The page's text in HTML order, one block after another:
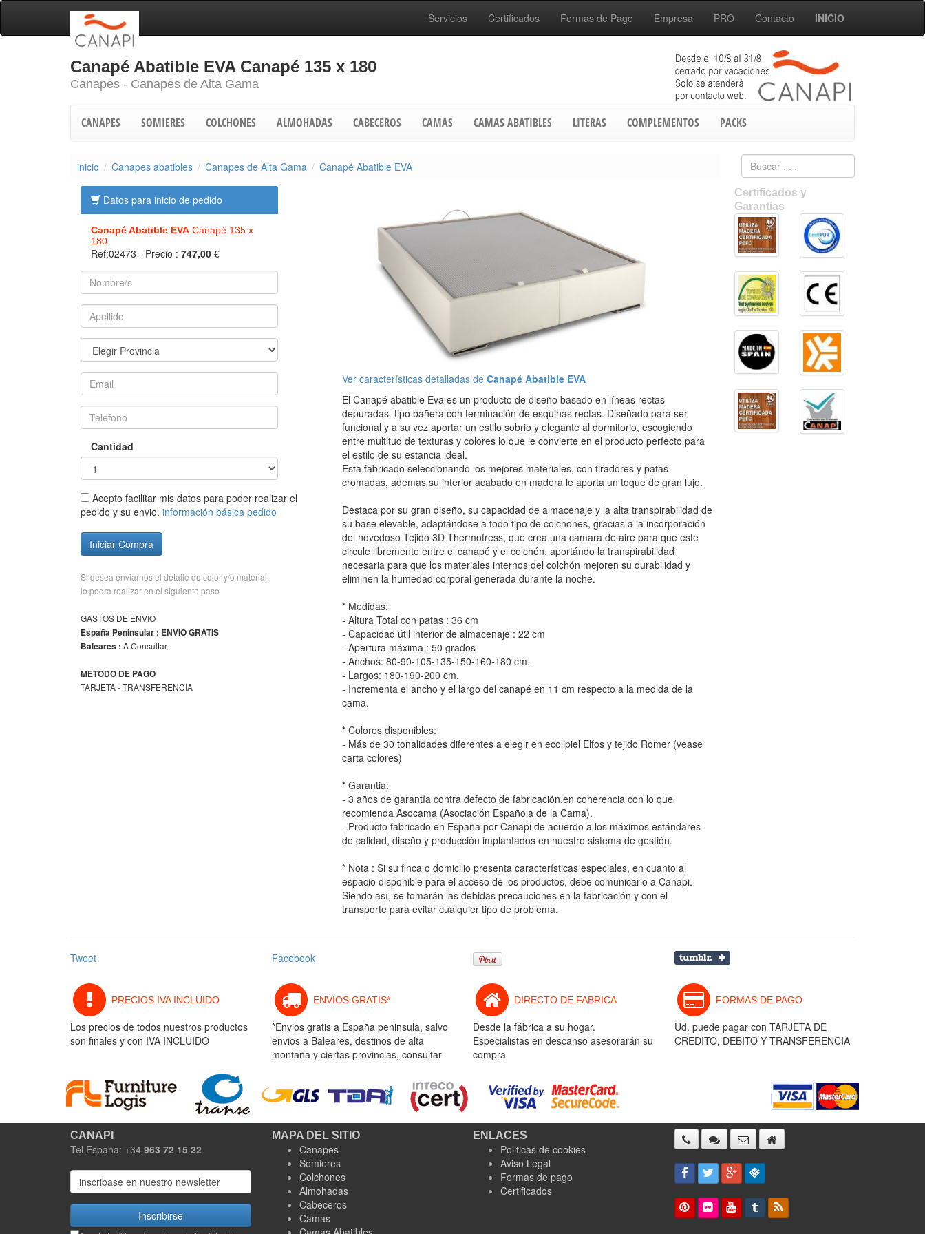
Servicios Certificados Formas de Pago Empresa PRO Contacto INICIO
Canapé Abatible EVA Canapé 135 x 180
Canapes - Canapes de Alta Gama
CANAPES SOMIERES COLCHONES ALMOHADAS CABECEROS CAMAS CAMAS ABATIBLES LITERAS COMPLEMENTOS PACKS
inicio Canapes abatibles Canapes de Alta Gama Canapé Abatible EVA
Datos para inicio de pedido
Canapé Abatible EVA Canapé 135 x
180
Ref:02473 - Precio : 747,00 €
Cantidad
Acepto facilitar mis datos para poder realizar el
pedido y su envio. información básica pedido
Iniciar Compra
Si desea enviarnos el detalle de color y/o material,
lo podra realizar en el siguiente paso
GASTOS DE ENVIO
España Peninsular : ENVIO GRATIS
Baleares : A Consultar
METODO DE PAGO
TARJETA - TRANSFERENCIA
Ver características detalladas de Canapé Abatible EVA
El Canapé abatible Eva es un producto de diseño basado en líneas rectas
depuradas. tipo bañera con terminación de esquinas rectas. Diseñado para ser
funcional y a su vez aportar un estilo sobrio y elegante al dormitorio, escogiendo
entre multitud de texturas y colores lo que le convierte en el producto perfecto para
el estilo de su estancia ideal.
Esta fabricado seleccionando los mejores materiales, con tiradores y patas
cromadas, ademas su interior acabado en madera le aporta un toque de gran lujo.
Destaca por su gran diseño, su capacidad de almacenaje y la alta transpirabilidad de
su base elevable, adaptándose a todo tipo de colchones, gracias a la incorporación
del novedoso Tejido 3D Thermofress, que crea una cámara de aire para que este
circule libremente entre el canapé y el colchón, aportándo la transpirabilidad
necesaria para que los materiales internos del colchón mejoren su durabilidad y
eliminen la humedad corporal generada durante la noche.
* Medidas:
- Altura Total con patas : 36 cm
- Capacidad útil interior de almacenaje : 22 cm
- Apertura máxima : 50 grados
- Anchos: 80-90-105-135-150-160-180 cm.
- Largos: 180-190-200 cm.
- Incrementa el ancho y el largo del canapé en 11 cm respecto a la medida de la
cama.
* Colores disponibles:
- Más de 30 tonalidades diferentes a elegir en ecolipiel Elfos y tejido Romer (vease
carta colores)
* Garantia:
- 3 años de garantía contra defecto de fabricación,en coherencia con lo que
recomienda Asocama (Asociación Española de la Cama).
- Producto fabricado en España por Canapi de acuerdo a los máximos estándares
de calidad, diseño y producción implantados en nuestro sistema de gestión.
* Nota : Si su finca o domicilio presenta características especiales, en cuanto al
espacio disponible para el acceso de los productos, debe comunicarlo a Canapi.
Siendo así, se tomarán las debidas precauciones en la fabricación y con el
transporte para evitar cualquier tipo de problema.
Certificados y
Garantias
Tweet Facebook
PRECIOS IVA INCLUIDO
Los precios de todos nuestros productos
son finales y con IVA INCLUIDO
ENVIOS GRATIS*
*Envios gratis a España peninsula, salvo
envios a Baleares, destinos de alta
montaña y ciertas provincias, consultar
DIRECTO DE FABRICA
Desde la fábrica a su hogar.
Especialistas en descanso asesorarán su
compra
FORMAS DE PAGO
Ud. puede pagar con TARJETA DE
CREDITO, DEBITO Y TRANSFERENCIA
CANAPI
Tel España: +34 963 72 15 22
Inscribirse
MAPA DEL SITIO
Canapes
Somieres
Colchones
Almohadas
Cabeceros
Camas
ENLACES
Politicas de cookies
Aviso Legal
Formas de pago
Certificados